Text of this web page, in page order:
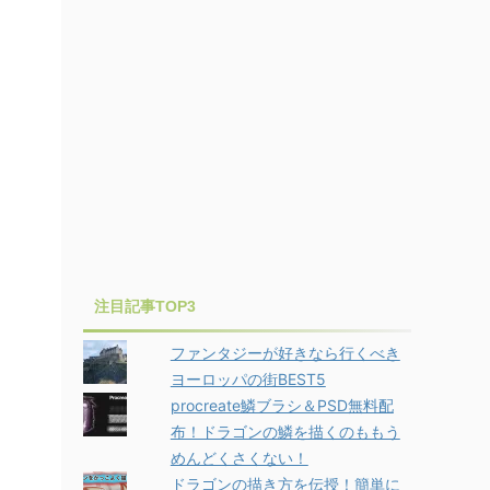
注目記事TOP3
ファンタジーが好きなら行くべき
ヨーロッパの街BEST5
procreate鱗ブラシ＆PSD無料配
布！ドラゴンの鱗を描くのももう
めんどくさくない！
ドラゴンの描き方を伝授！簡単に